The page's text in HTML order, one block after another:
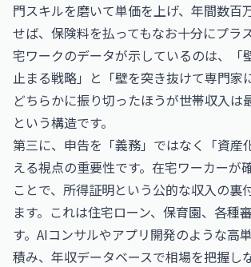
門スキルを磨いて単価を上げ、年間数百
せば、保険料を払ってもなお十分にプラ
宅ワークのデータが示しているのは、「
止まる戦略」と「壁を突き抜けて専門家
どちらかに振り切ったほうが世帯収入は
という構造です。
第三に、申告を「義務」ではなく「資産
える視点の重要性です。在宅ワーカーが
ことで、所得証明という公的な収入の裏
ます。これは住宅ローン、保育園、各種
す。AIコンサルやアプリ開発のような高
積み、年収データベースで相場を把握し